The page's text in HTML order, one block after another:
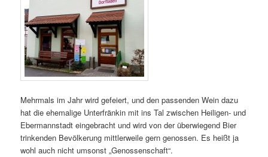
Mehrmals im Jahr wird gefeiert, und den passenden Wein dazu
hat die ehemalige Unterfränkin mit ins Tal zwischen Heiligen- und
Ebermannstadt eingebracht und wird von der überwiegend Bier
trinkenden Bevölkerung mittlerweile gern genossen. Es heißt ja
wohl auch nicht umsonst „Genossenschaft“.